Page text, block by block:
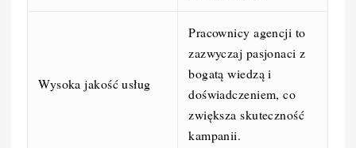
Wysoka jakość usług
Pracownicy agencji to
zazwyczaj pasjonaci z
bogatą wiedzą i
doświadczeniem, co
zwiększa skuteczność
kampanii.